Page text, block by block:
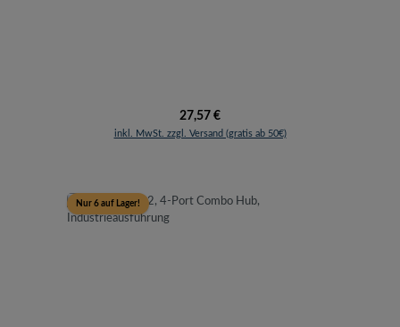
Regulärer Preis:
27,57 €
inkl. MwSt. zzgl. Versand (gratis ab 50€)
Nur 6 auf Lager!